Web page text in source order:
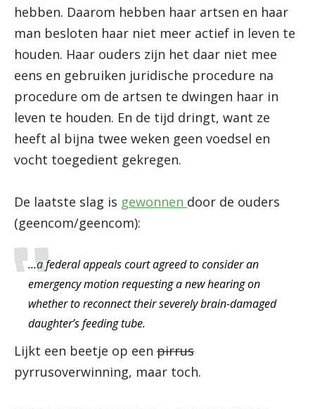
hebben. Daarom hebben haar artsen en haar
man besloten haar niet meer actief in leven te
houden. Haar ouders zijn het daar niet mee
eens en gebruiken juridische procedure na
procedure om de artsen te dwingen haar in
leven te houden. En de tijd dringt, want ze
heeft al bijna twee weken geen voedsel en
vocht toegedient gekregen.
De laatste slag is gewonnen door de ouders
(geencom/geencom):
…a federal appeals court agreed to consider an
emergency motion requesting a new hearing on
whether to reconnect their severely brain-damaged
daughter’s feeding tube.
Lijkt een beetje op een pirrus
pyrrusoverwinning, maar toch.